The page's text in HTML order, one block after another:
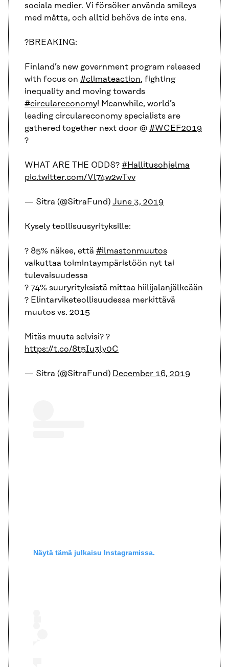
sociala medier. Vi försöker använda smileys
med måtta, och alltid behövs de inte ens.
?BREAKING:
Finland’s new government program released
with focus on #climateaction, fighting
inequality and moving towards
#circulareconomy! Meanwhile, world’s
leading circulareconomy specialists are
gathered together next door @ #WCEF2019
?
WHAT ARE THE ODDS? #Hallitusohjelma
pic.twitter.com/Vl74w2wTvv
— Sitra (@SitraFund) June 3, 2019
Kysely teollisuusyrityksille:
? 85% näkee, että #ilmastonmuutos
vaikuttaa toimintaympäristöön nyt tai
tulevaisuudessa
? 74% suuryrityksistä mittaa hiilijalanjälkeään
? Elintarviketeollisuudessa merkittävä
muutos vs. 2015
Mitäs muuta selvisi? ?
https://t.co/8t5Iu3ly0C
— Sitra (@SitraFund) December 16, 2019
Näytä tämä julkaisu Instagramissa.